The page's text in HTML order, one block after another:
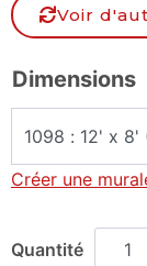
Voir
Dimensions
Créer une